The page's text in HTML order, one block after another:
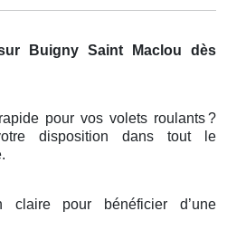
Buigny Saint Maclou dès
pour vos volets roulants?
disposition dans tout le
claire pour bénéficier d’une